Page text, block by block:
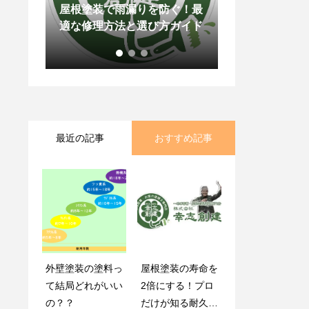
屋根塗装で雨漏りを防ぐ！最
適な修理方法と選び方ガイド
最近の記事 おすすめ記事
外壁塗装の塗料っ
て結局どれがいい
の？？
屋根塗装の寿命を
2倍にする！プロ
だけが知る耐久性
錆が外壁に発生し
た場合の悪影響
と、素材による差
クレーム0件、や
り直し0件！岡山
の優良塗装店であ